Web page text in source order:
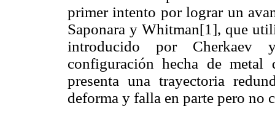
primer intento por lograr un
Saponara y Whitman[1], que
introducido por Cherkaev
configuración hecha de metal
presenta una trayectoria
deforma y falla en parte pero no